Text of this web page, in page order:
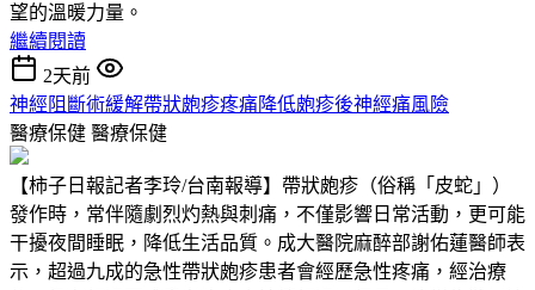
望的溫暖力量。
繼續閱讀
2天前
神經阻斷術緩解帶狀皰疹疼痛降低皰疹後神經痛風險
醫療保健 醫療保健
【柿子日報記者李玲/台南報導】帶狀皰疹（俗稱「皮蛇」）
發作時，常伴隨劇烈灼熱與刺痛，不僅影響日常活動，更可能
干擾夜間睡眠，降低生活品質。成大醫院麻醉部謝佑蓮醫師表
示，超過九成的急性帶狀皰疹患者會經歷急性疼痛，經治療